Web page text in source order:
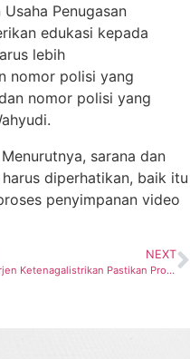
Penugasan
edukasi kepada
lebih
nomor polisi yang
nomor polisi yang
sarana dan
diperhatikan, baik itu
penyimpanan video
NEXT
Dirjen Ketenagalistrikan Pastikan Progres Penyediaan Listrik IKN Lancar